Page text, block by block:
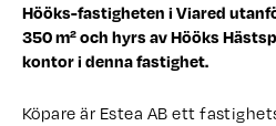
Hööks-fastigheten i Viared
350 m² och hyrs av Hööks
kontor i denna fastighet.
Köpare är Estea AB ett